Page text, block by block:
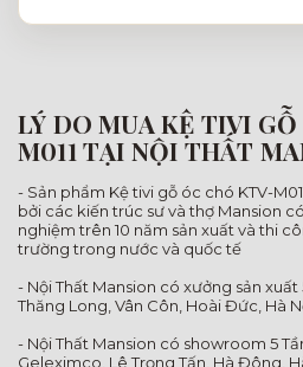
LÝ DO MUA KỆ TIVI
M011 TẠI NỘI THẤT
- Sản phẩm Kệ tivi gỗ óc chó KTV-
bởi các kiến trúc sư và thợ Mansion
nghiệm trên 10 năm sản xuất và thi
trường trong nước và quốc tế
- Nội Thất Mansion có xưởng sản
Thăng Long, Vân Côn, Hoài Đức, Hà
- Nội Thất Mansion có showroom 5
Geleximco, Lê Trọng Tấn, Hà Đông,